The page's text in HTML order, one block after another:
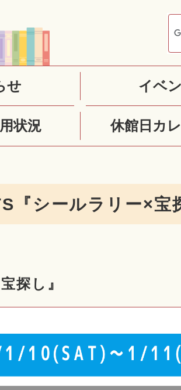
せ イベ
状況 休館日カ
『シールラリー×宝
探し』